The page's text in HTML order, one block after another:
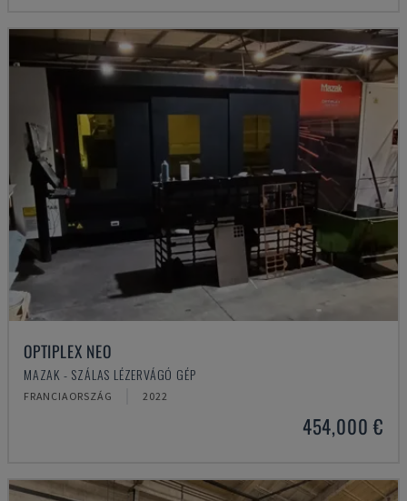
OPTIPLEX NEO
MAZAK - SZÁLAS LÉZERVÁGÓ GÉP
FRANCIAORSZÁG 2022
454,000 €